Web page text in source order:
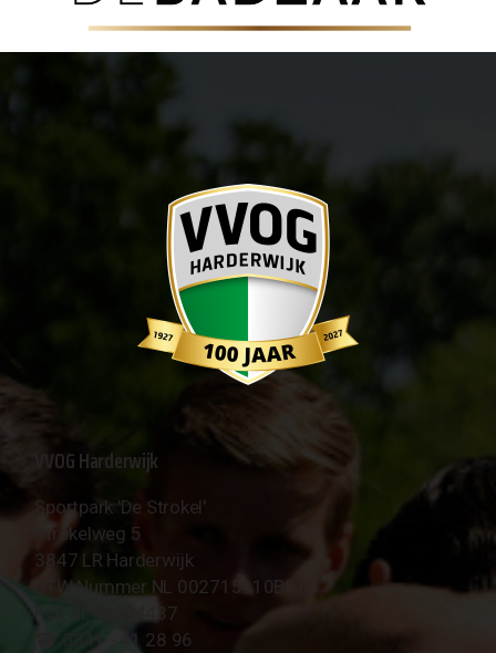
VVOG Harderwijk
Sportpark 'De Strokel'
Strokelweg 5
3847 LR Harderwijk
BTW Nummer NL 002715910B01
KvK Nr 40094437
☎︎ 0341 - 41 28 96